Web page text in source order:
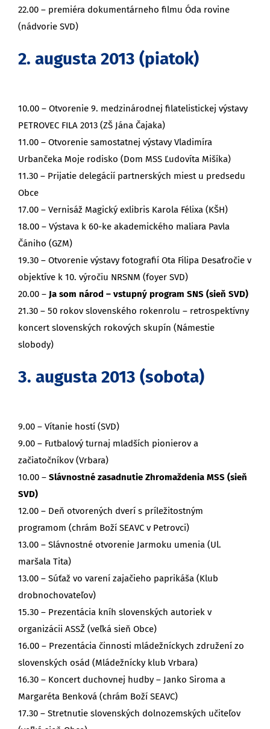
22.00 – premiéra dokumentárneho filmu Óda rovine
(nádvorie SVD)
2. augusta 2013 (piatok)
10.00 – Otvorenie 9. medzinárodnej filatelistickej výstavy
PETROVEC FILA 2013 (ZŠ Jána Čajaka)
11.00 – Otvorenie samostatnej výstavy Vladimíra
Urbančeka Moje rodisko (Dom MSS Ľudovíta Mišíka)
11.30 – Prijatie delegácií partnerských miest u predsedu
Obce
17.00 – Vernisáž Magický exlibris Karola Félixa (KŠH)
18.00 – Výstava k 60-ke akademického maliara Pavla
Čániho (GZM)
19.30 – Otvorenie výstavy fotografií Ota Filipa Desaťročie v
objektíve k 10. výročiu NRSNM (foyer SVD)
20.00 – Ja som národ – vstupný program SNS (sieň SVD)
21.30 – 50 rokov slovenského rokenrolu – retrospektívny
koncert slovenských rokových skupín (Námestie
slobody)
3. augusta 2013 (sobota)
9.00 – Vítanie hostí (SVD)
9.00 – Futbalový turnaj mladších pionierov a
začiatočníkov (Vrbara)
10.00 – Slávnostné zasadnutie Zhromaždenia MSS (sieň
SVD)
12.00 – Deň otvorených dverí s príležitostným
programom (chrám Boží SEAVC v Petrovci)
13.00 – Slávnostné otvorenie Jarmoku umenia (Ul.
maršala Tita)
13.00 – Súťaž vo varení zajačieho paprikáša (Klub
drobnochovateľov)
15.30 – Prezentácia kníh slovenských autoriek v
organizácii ASSŽ (veľká sieň Obce)
16.00 – Prezentácia činnosti mládežníckych združení zo
slovenských osád (Mládežnícky klub Vrbara)
16.30 – Koncert duchovnej hudby – Janko Siroma a
Margaréta Benková (chrám Boží SEAVC)
17.30 – Stretnutie slovenských dolnozemských učiteľov